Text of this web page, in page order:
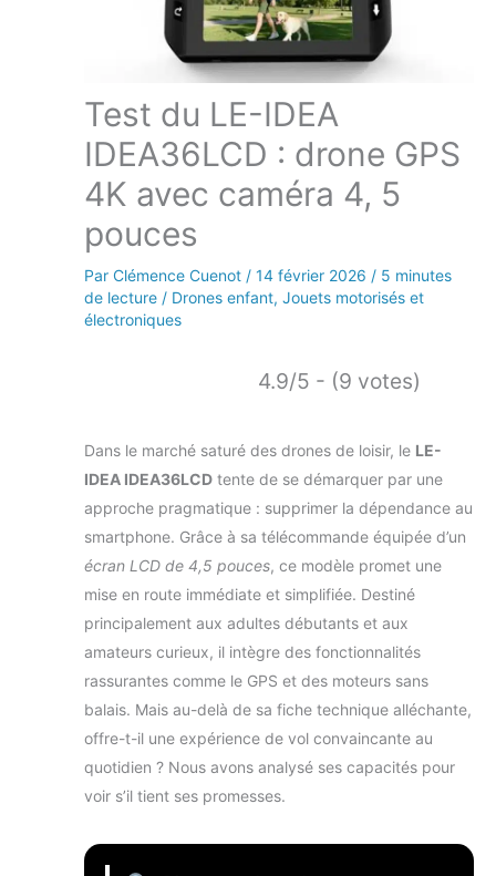
Test du LE-IDEA
IDEA36LCD : drone GPS
4K avec caméra 4, 5
pouces
Par Clémence Cuenot / 14 février 2026 / 5 minutes
de lecture / Drones enfant, Jouets motorisés et
électroniques
4.9/5 - (9 votes)
Dans le marché saturé des drones de loisir, le LE-
IDEA IDEA36LCD tente de se démarquer par une
approche pragmatique : supprimer la dépendance au
smartphone. Grâce à sa télécommande équipée d’un
écran LCD de 4,5 pouces, ce modèle promet une
mise en route immédiate et simplifiée. Destiné
principalement aux adultes débutants et aux
amateurs curieux, il intègre des fonctionnalités
rassurantes comme le GPS et des moteurs sans
balais. Mais au-delà de sa fiche technique alléchante,
offre-t-il une expérience de vol convaincante au
quotidien ? Nous avons analysé ses capacités pour
voir s’il tient ses promesses.